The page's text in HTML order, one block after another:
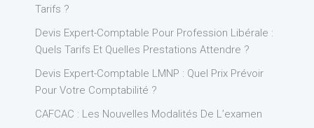
Tarifs ?
Devis Expert-Comptable Pour Profession Libérale :
Quels Tarifs Et Quelles Prestations Attendre ?
Devis Expert-Comptable LMNP : Quel Prix Prévoir
Pour Votre Comptabilité ?
CAFCAC : Les Nouvelles Modalités De L’examen